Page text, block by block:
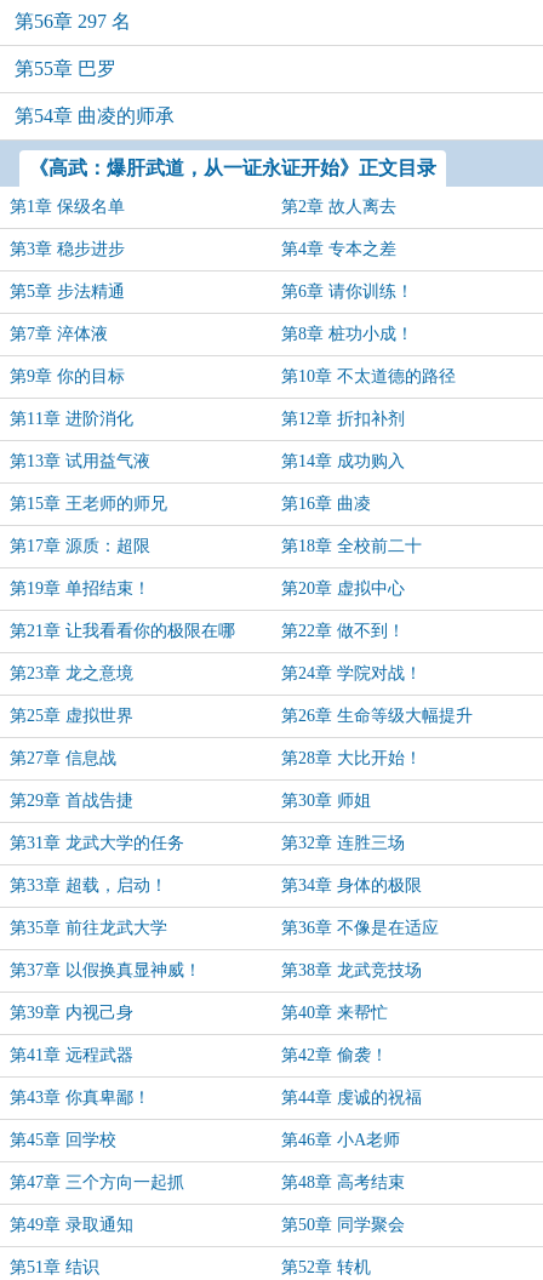
第56章 297 名
第55章 巴罗
第54章 曲凌的师承
《高武：爆肝武道，从一证永证开始》正文目录
第1章 保级名单 第2章 故人离去
第3章 稳步进步 第4章 专本之差
第5章 步法精通 第6章 请你训练！
第7章 淬体液 第8章 桩功小成！
第9章 你的目标 第10章 不太道德的路径
第11章 进阶消化 第12章 折扣补剂
第13章 试用益气液 第14章 成功购入
第15章 王老师的师兄 第16章 曲凌
第17章 源质：超限 第18章 全校前二十
第19章 单招结束！ 第20章 虚拟中心
第21章 让我看看你的极限在哪 第22章 做不到！
第23章 龙之意境 第24章 学院对战！
第25章 虚拟世界 第26章 生命等级大幅提升
第27章 信息战 第28章 大比开始！
第29章 首战告捷 第30章 师姐
第31章 龙武大学的任务 第32章 连胜三场
第33章 超载，启动！ 第34章 身体的极限
第35章 前往龙武大学 第36章 不像是在适应
第37章 以假换真显神威！ 第38章 龙武竞技场
第39章 内视己身 第40章 来帮忙
第41章 远程武器 第42章 偷袭！
第43章 你真卑鄙！ 第44章 虔诚的祝福
第45章 回学校 第46章 小A老师
第47章 三个方向一起抓 第48章 高考结束
第49章 录取通知 第50章 同学聚会
第51章 结识 第52章 转机